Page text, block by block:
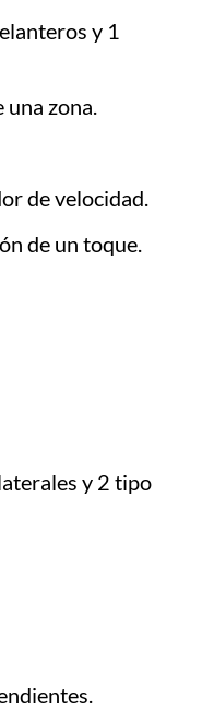
y 1
zona.
de velocidad.
de un toque.
y 2 tipo